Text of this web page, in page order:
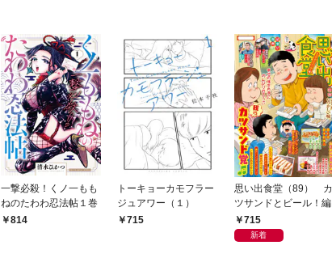
一撃必殺！くノ一もも
ねのたわわ忍法帖１巻
814
トーキョーカモフラー
ジュアワー（１）
715
思い出食堂（89） カ
ツサンドとビール！編
715
新着